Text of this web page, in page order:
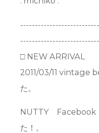
□ NEW ARRIVAL
2011/03/11 vintage
た。
NUTTY Facebook
た！。